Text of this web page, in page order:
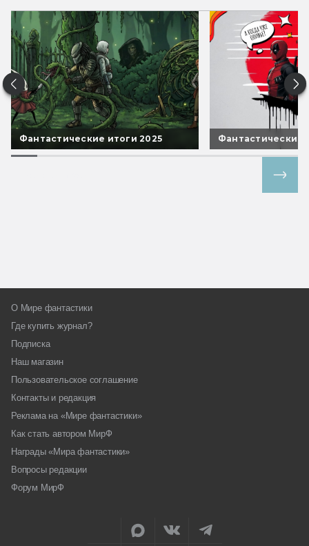
Фантастические итоги 2025 Фантастические
О Мире фантастики
Где купить журнал?
Подписка
Наш магазин
Пользовательское соглашение
Контакты и редакция
Реклама на «Мире фантастики»
Как стать автором МирФ
Награды «Мира фантастики»
Вопросы редакции
Форум МирФ